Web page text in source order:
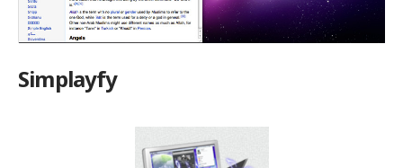
Simplayfy